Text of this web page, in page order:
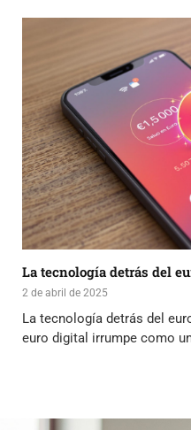
La tecnología detrás del
2 de abril de 2025
La tecnología detrás del
euro digital irrumpe como